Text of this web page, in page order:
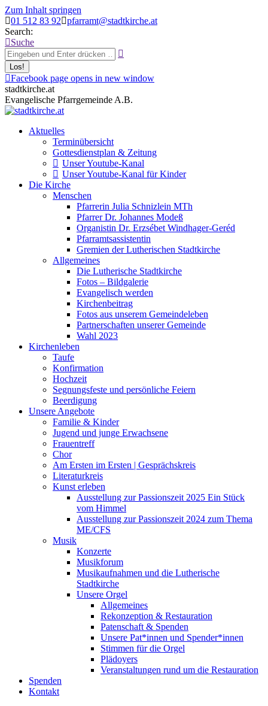
Zum Inhalt springen
01 512 83 92
pfarramt@stadtkirche.at
Search:
Suche
Facebook page opens in new window
stadtkirche.at
Evangelische Pfarrgemeinde A.B.
Aktuelles
Terminübersicht
Gottesdienstplan & Zeitung
Unser Youtube-Kanal
Unser Youtube-Kanal für Kinder
Die Kirche
Menschen
Pfarrerin Julia Schnizlein MTh
Pfarrer Dr. Johannes Modeß
Organistin Dr. Erzsébet Windhager-Geréd
Pfarramtsassistentin
Gremien der Lutherischen Stadtkirche
Allgemeines
Die Lutherische Stadtkirche
Fotos – Bildgalerie
Evangelisch werden
Kirchenbeitrag
Fotos aus unserem Gemeindeleben
Partnerschaften unserer Gemeinde
Wahl 2023
Kirchenleben
Taufe
Konfirmation
Hochzeit
Segnungsfeste und persönliche Feiern
Beerdigung
Unsere Angebote
Familie & Kinder
Jugend und junge Erwachsene
Frauentreff
Chor
Am Ersten im Ersten | Gesprächskreis
Literaturkreis
Kunst erleben
Ausstellung zur Passionszeit 2025 Ein Stück
vom Himmel
Ausstellung zur Passionszeit 2024 zum Thema
ME/CFS
Musik
Konzerte
Musikforum
Musikaufnahmen und die Lutherische
Stadtkirche
Unsere Orgel
Allgemeines
Rekonzeption & Restauration
Patenschaft & Spenden
Unsere Pat*innen und Spender*innen
Stimmen für die Orgel
Plädoyers
Veranstaltungen rund um die Restauration
Spenden
Kontakt